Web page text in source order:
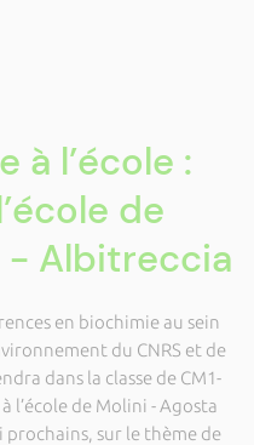
à l’école :
de
- Albitreccia
en biochimie au sein
du CNRS et de
dans la classe de CM1-
l’école de Molini - Agosta
prochains, sur le thème de